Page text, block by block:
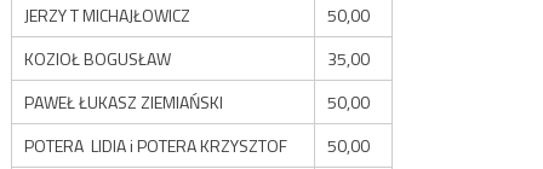
JERZY T MICHAJŁOWICZ
50,00
KOZIOŁ BOGUSŁAW
35,00
PAWEŁ ŁUKASZ ZIEMIAŃSKI
50,00
POTERA LIDIA i POTERA KRZYSZTOF
50,00